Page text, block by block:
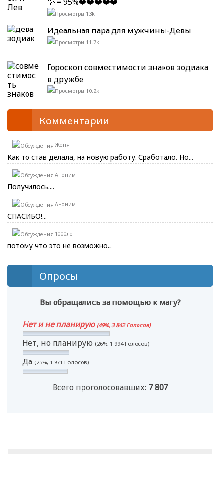
💦 = 95%❤️❤️❤️❤️❤️
13k
Идеальная пара для мужчины-Девы
11.7k
Гороскоп совместимости знаков зодиака
в дружбе
10.2k
Комментарии
Женя
Как то став делала, на новую работу. Сработало. Но...
Аноним
Получилось....
Аноним
СПАСИБО!...
1000лет
потому что это не возможно...
Опросы
Вы обращались за помощью к магу?
Нет и не планирую (49%, 3 842 Голосов)
Нет, но планирую (26%, 1 994 Голосов)
Да (25%, 1 971 Голосов)
Всего проголосовавших: 7 807